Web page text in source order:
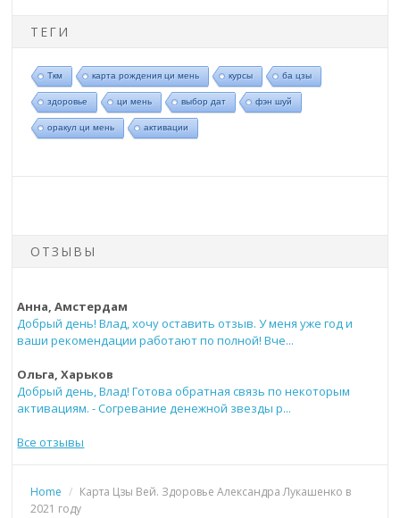
ТЕГИ
Ткм карта рождения ци мень курсы ба цзы
здоровье ци мень выбор дат фэн шуй
оракул ци мень активации
ОТЗЫВЫ
Анна, Амстердам
Добрый день! Влад, хочу оставить отзыв. У меня уже год и
ваши рекомендации работают по полной! Вче...
Ольга, Харьков
Добрый день, Влад! Готова обратная связь по некоторым
активациям. - Согревание денежной звезды р...
Все отзывы
Home / Карта Цзы Вей. Здоровье Александра Лукашенко в
2021 году